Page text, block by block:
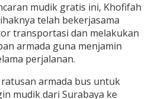
mudik gratis ini, Khofifah
telah bekerjasama
transportasi dan melakukan
armada guna menjamin
perjalanan.
armada bus untuk
mudik dari Surabaya ke